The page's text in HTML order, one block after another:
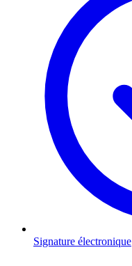
Signature électronique